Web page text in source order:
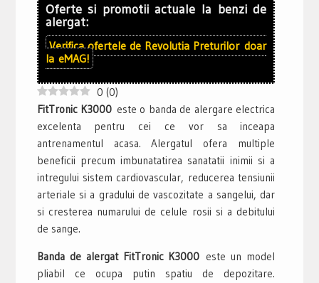
Oferte si promotii actuale la benzi de
alergat:
Verifica ofertele de Revolutia Preturilor doar
la eMAG!
0 (0)
FitTronic K3000 este o banda de alergare electrica
excelenta pentru cei ce vor sa inceapa
antrenamentul acasa. Alergatul ofera multiple
beneficii precum imbunatatirea sanatatii inimii si a
intregului sistem cardiovascular, reducerea tensiunii
arteriale si a gradului de vascozitate a sangelui, dar
si cresterea numarului de celule rosii si a debitului
de sange.
Banda de alergat FitTronic K3000 este un model
pliabil ce ocupa putin spatiu de depozitare.